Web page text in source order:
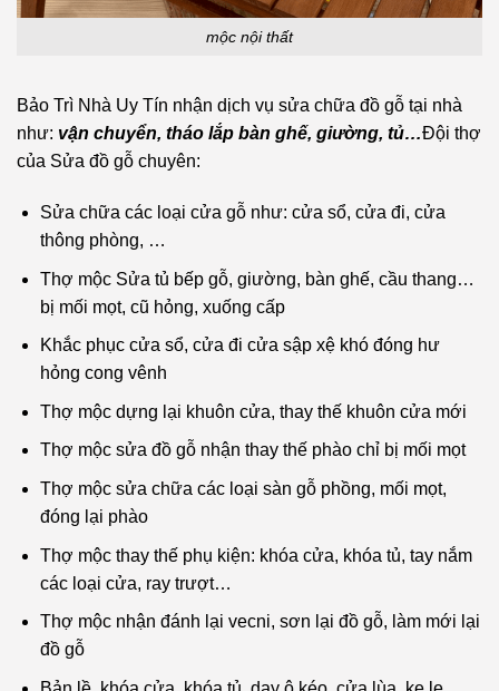
mộc nội thất
Bảo Trì Nhà Uy Tín nhận dịch vụ sửa chữa đồ gỗ tại nhà
như: vận chuyển, tháo lắp bàn ghế, giường, tủ…Đội thợ
của Sửa đồ gỗ chuyên:
Sửa chữa các loại cửa gỗ như: cửa sổ, cửa đi, cửa
thông phòng, …
Thợ mộc Sửa tủ bếp gỗ, giường, bàn ghế, cầu thang…
bị mối mọt, cũ hỏng, xuống cấp
Khắc phục cửa sổ, cửa đi cửa sập xệ khó đóng hư
hỏng cong vênh
Thợ mộc dựng lại khuôn cửa, thay thế khuôn cửa mới
Thợ mộc sửa đồ gỗ nhận thay thế phào chỉ bị mối mọt
Thợ mộc sửa chữa các loại sàn gỗ phồng, mối mọt,
đóng lại phào
Thợ mộc thay thế phụ kiện: khóa cửa, khóa tủ, tay nắm
các loại cửa, ray trượt…
Thợ mộc nhận đánh lại vecni, sơn lại đồ gỗ, làm mới lại
đồ gỗ